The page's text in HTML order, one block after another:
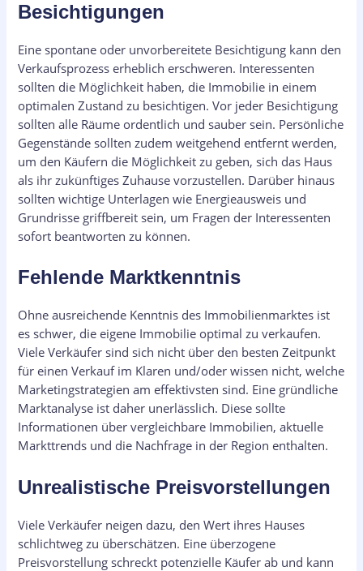
Besichtigungen
Eine spontane oder unvorbereitete Besichtigung kann den
Verkaufsprozess erheblich erschweren. Interessenten
sollten die Möglichkeit haben, die Immobilie in einem
optimalen Zustand zu besichtigen. Vor jeder Besichtigung
sollten alle Räume ordentlich und sauber sein. Persönliche
Gegenstände sollten zudem weitgehend entfernt werden,
um den Käufern die Möglichkeit zu geben, sich das Haus
als ihr zukünftiges Zuhause vorzustellen. Darüber hinaus
sollten wichtige Unterlagen wie Energieausweis und
Grundrisse griffbereit sein, um Fragen der Interessenten
sofort beantworten zu können.
Fehlende Marktkenntnis
Ohne ausreichende Kenntnis des Immobilienmarktes ist
es schwer, die eigene Immobilie optimal zu verkaufen.
Viele Verkäufer sind sich nicht über den besten Zeitpunkt
für einen Verkauf im Klaren und/oder wissen nicht, welche
Marketingstrategien am effektivsten sind. Eine gründliche
Marktanalyse ist daher unerlässlich. Diese sollte
Informationen über vergleichbare Immobilien, aktuelle
Markttrends und die Nachfrage in der Region enthalten.
Unrealistische Preisvorstellungen
Viele Verkäufer neigen dazu, den Wert ihres Hauses
schlichtweg zu überschätzen. Eine überzogene
Preisvorstellung schreckt potenzielle Käufer ab und kann